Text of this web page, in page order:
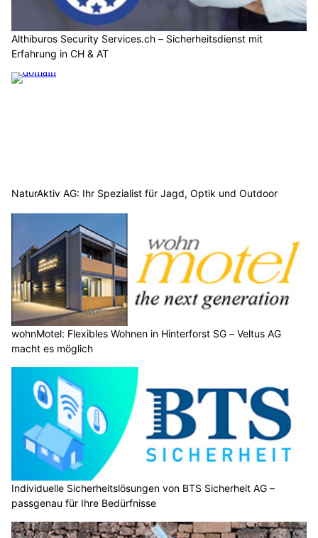
Althiburos Security Services.ch – Sicherheitsdienst mit
Erfahrung in CH & AT
NaturAktiv AG: Ihr Spezialist für Jagd, Optik und Outdoor
wohnMotel: Flexibles Wohnen in Hinterforst SG – Veltus AG
macht es möglich
Individuelle Sicherheitslösungen von BTS Sicherheit AG –
passgenau für Ihre Bedürfnisse